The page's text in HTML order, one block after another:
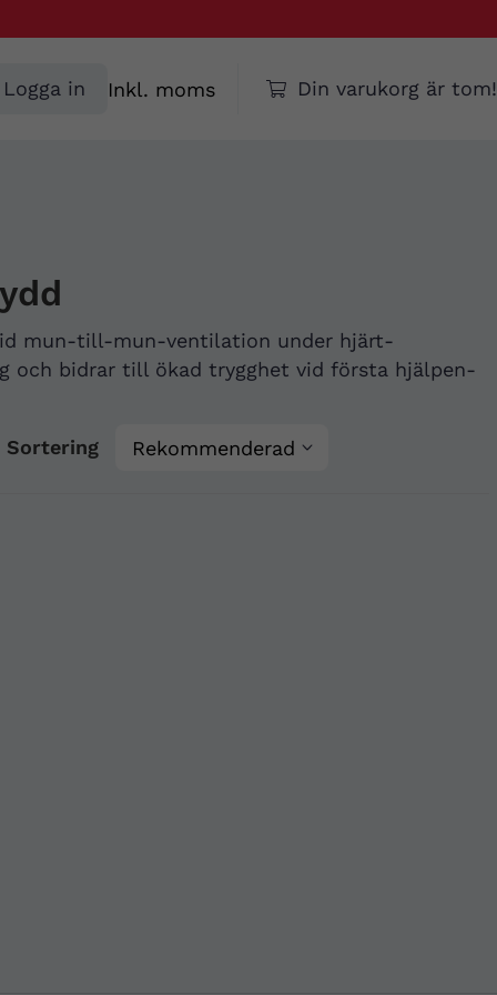
Logga in
Välj
Din varukorg är tom!
mun-till-mun-ventilation under hjärt-
och bidrar till ökad trygghet vid första hjälpen-
Sortering